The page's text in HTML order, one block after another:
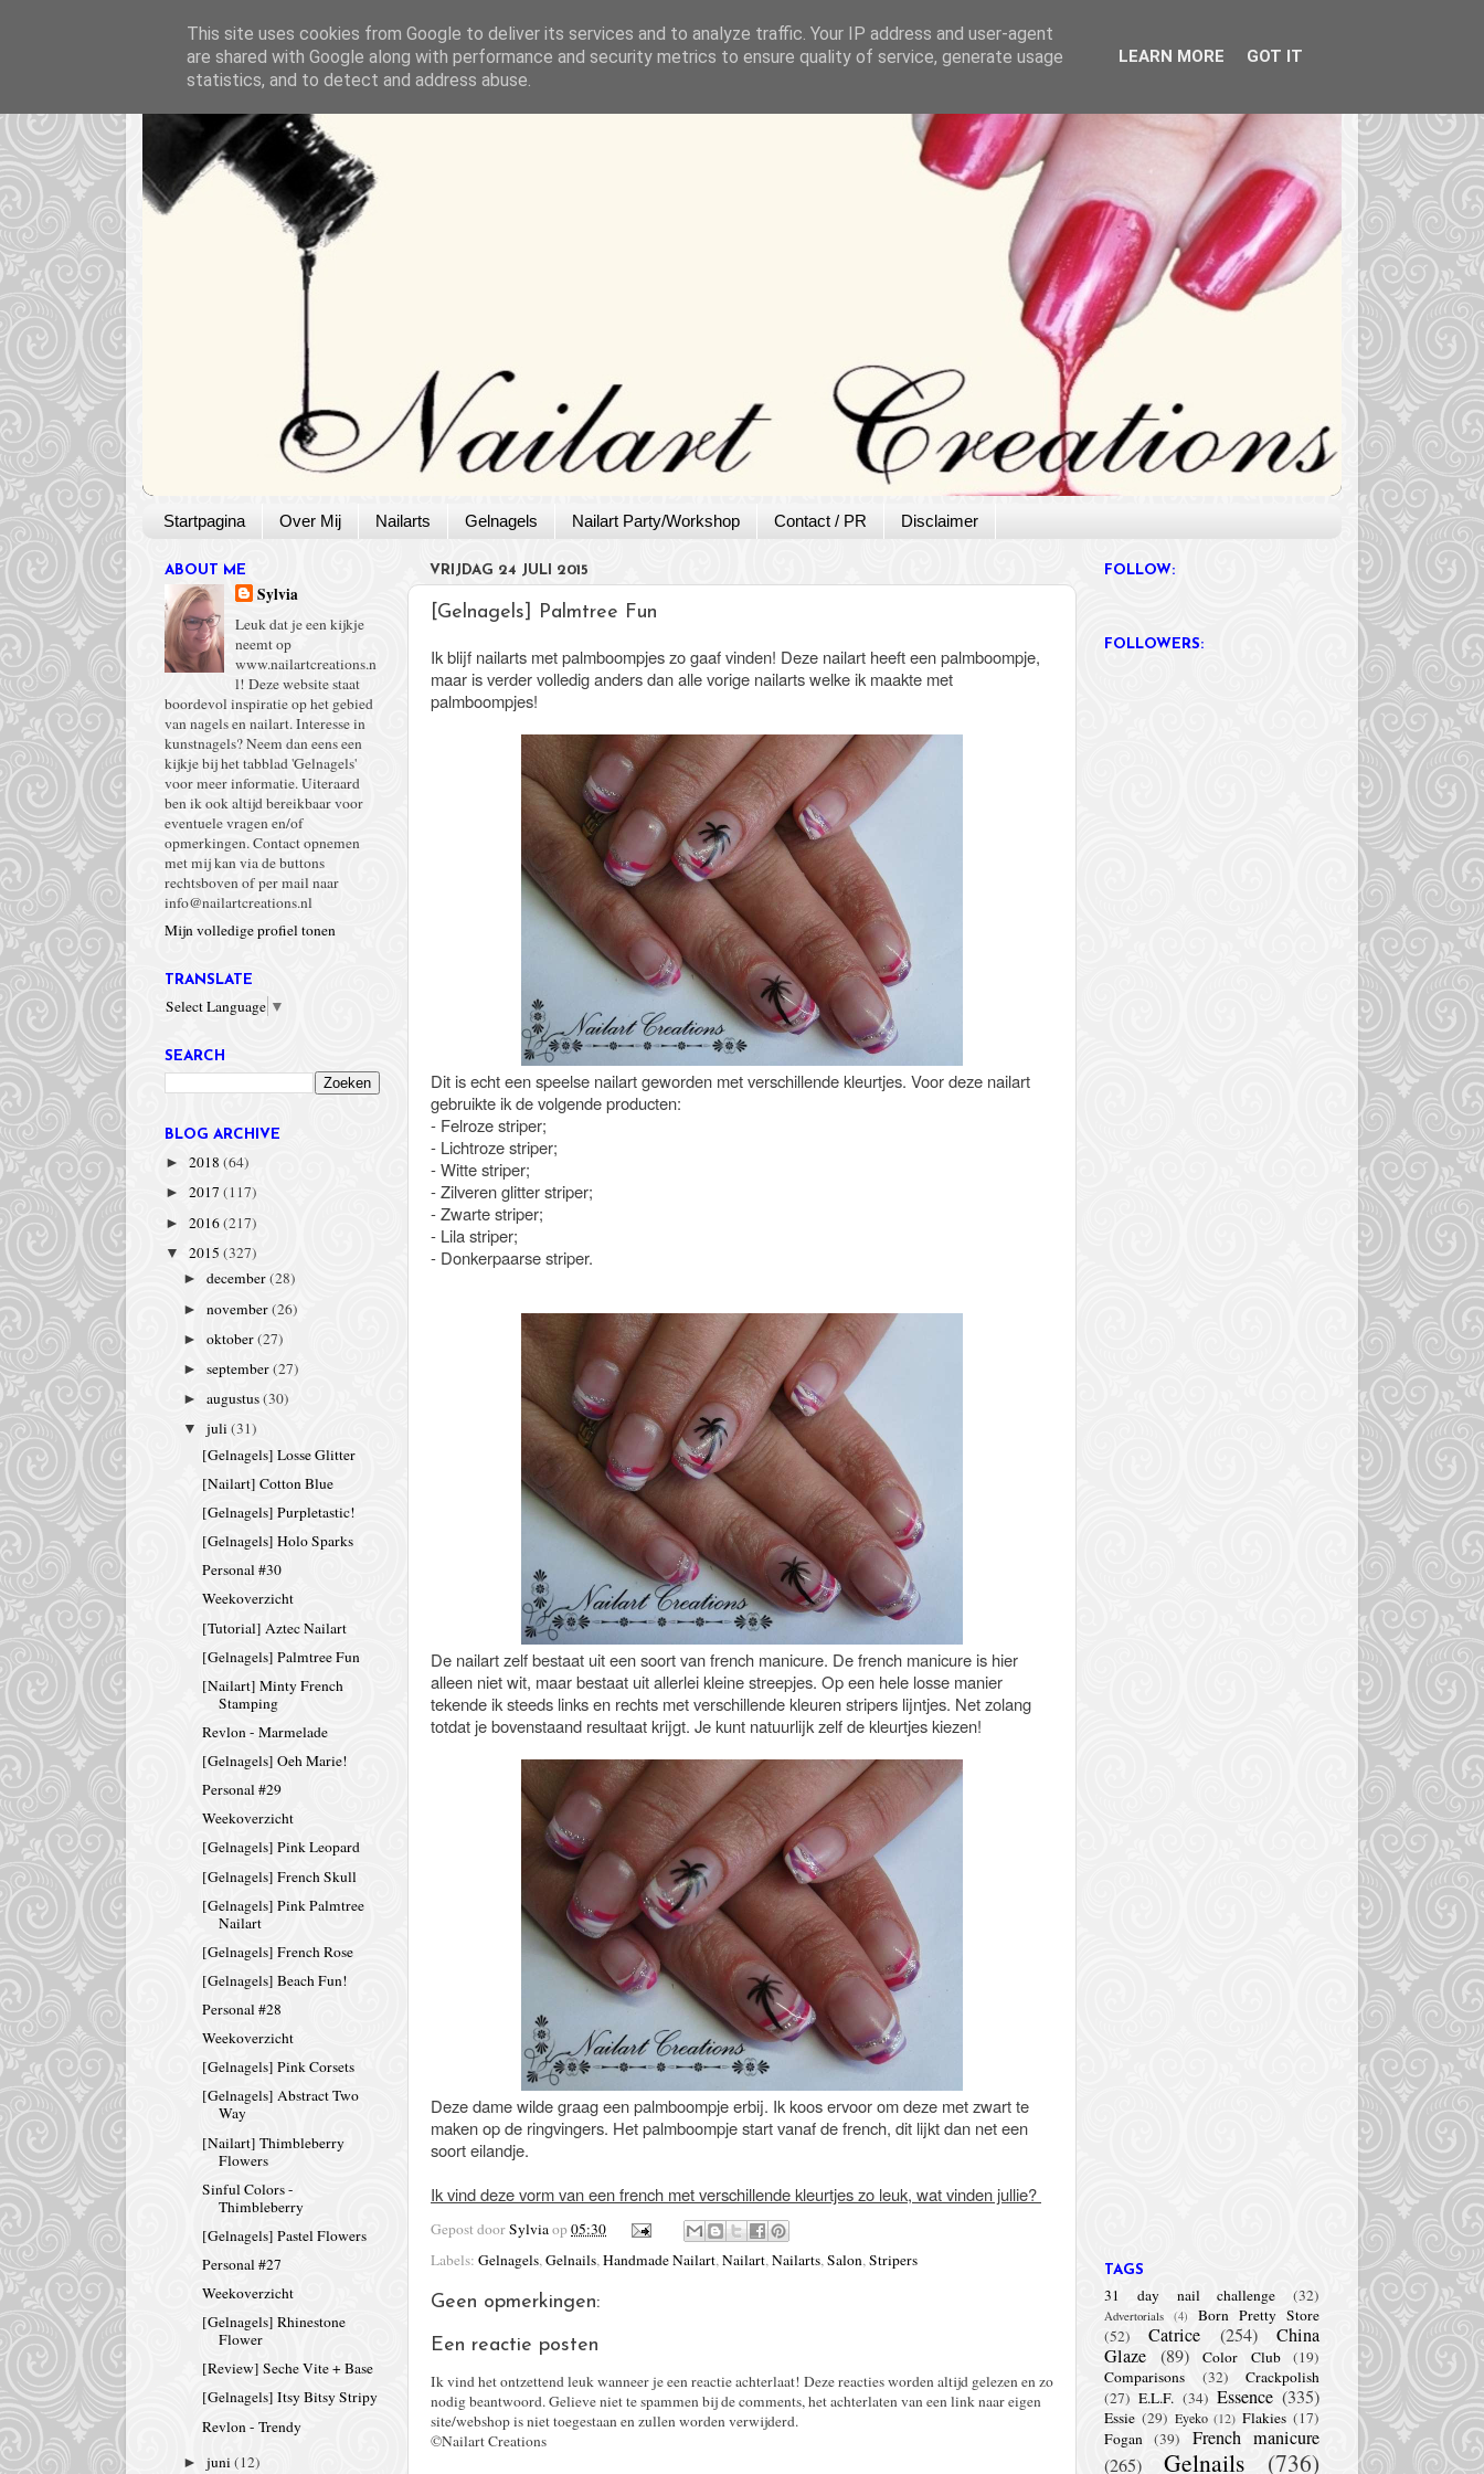
Startpagina Over Mij Nailarts Gelnagels Nailart Party/Workshop Contact / PR Disclaimer
VRIJDAG 24 JULI 2015
[Gelnagels] Palmtree Fun
Ik blijf nailarts met palmboompjes zo gaaf vinden! Deze nailart heeft een palmboompje,
maar is verder volledig anders dan alle vorige nailarts welke ik maakte met
palmboompjes!
Dit is echt een speelse nailart geworden met verschillende kleurtjes. Voor deze nailart
gebruikte ik de volgende producten:
- Felroze striper;
- Lichtroze striper;
- Witte striper;
- Zilveren glitter striper;
- Zwarte striper;
- Lila striper;
- Donkerpaarse striper.
De nailart zelf bestaat uit een soort van french manicure. De french manicure is hier
alleen niet wit, maar bestaat uit allerlei kleine streepjes. Op een hele losse manier
tekende ik steeds links en rechts met verschillende kleuren stripers lijntjes. Net zolang
totdat je bovenstaand resultaat krijgt. Je kunt natuurlijk zelf de kleurtjes kiezen!
Deze dame wilde graag een palmboompje erbij. Ik koos ervoor om deze met zwart te
maken op de ringvingers. Het palmboompje start vanaf de french, dit lijkt dan net een
soort eilandje.
Ik vind deze vorm van een french met verschillende kleurtjes zo leuk, wat vinden jullie?
Gepost doorSylviaop05:30
Labels: Gelnagels,Gelnails,Handmade Nailart,Nailart,Nailarts,Salon,Stripers
Geen opmerkingen:
Een reactie posten
Ik vind het ontzettend leuk wanneer je een reactie achterlaat! Deze reacties worden altijd gelezen en zo
nodig beantwoord. Gelieve niet te spammen bij de comments, het achterlaten van een link naar eigen
site/webshop is niet toegestaan en zullen worden verwijderd.
©Nailart Creations
ABOUT ME
Sylvia
Leuk dat je een kijkje
neemt op
www.nailartcreations.n
l! Deze website staat
boordevol inspiratie op het gebied
van nagels en nailart. Interesse in
kunstnagels? Neem dan eens een
kijkje bij het tabblad 'Gelnagels'
voor meer informatie. Uiteraard
ben ik ook altijd bereikbaar voor
eventuele vragen en/of
opmerkingen. Contact opnemen
met mij kan via de buttons
rechtsboven of per mail naar
info@nailartcreations.nl
Mijn volledige profiel tonen
TRANSLATE
Select Language ▼
SEARCH
BLOG ARCHIVE
► 2018 (64)
► 2017 (117)
► 2016(217)
▼ 2015 (327)
►december(28)
►november(26)
►oktober(27)
►september(27)
►augustus(30)
▼juli(31)
[Gelnagels] Losse Glitter
[Nailart] Cotton Blue
[Gelnagels] Purpletastic!
[Gelnagels] Holo Sparks
Personal #30
Weekoverzicht
[Tutorial] Aztec Nailart
[Gelnagels] Palmtree Fun
[Nailart] Minty French
Stamping
Revlon - Marmelade
[Gelnagels] Oeh Marie!
Personal #29
Weekoverzicht
[Gelnagels] Pink Leopard
[Gelnagels] French Skull
[Gelnagels] Pink Palmtree
Nailart
[Gelnagels] French Rose
[Gelnagels] Beach Fun!
Personal #28
Weekoverzicht
[Gelnagels] Pink Corsets
[Gelnagels] Abstract Two
Way
[Nailart] Thimbleberry
Flowers
Sinful Colors -
Thimbleberry
[Gelnagels] Pastel Flowers
Personal #27
Weekoverzicht
[Gelnagels] Rhinestone
Flower
[Review] Seche Vite + Base
[Gelnagels] Itsy Bitsy Stripy
Revlon - Trendy
►juni(12)
FOLLOW:
FOLLOWERS:
TAGS
31 day nail challenge (32)
Advertorials (4)
Born Pretty Store
(52)
Catrice (254)
China
Glaze (89) Color Club
(19)
Comparisons
(32)
Crackpolish
(27) E.L.F. (34) Essence (335)
Essie (29) Eyeko (12) Flakies (17)
Fogan (39)
French manicure
(265)
Gelnails (736)
This site uses cookies from Google to deliver its services and to analyze traffic. Your IP address and user-agent
are shared with Google along with performance and security metrics to ensure quality of service, generate usage
statistics, and to detect and address abuse.
LEARN MORE GOT IT